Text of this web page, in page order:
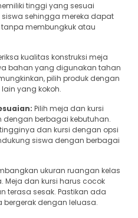
tinggi yang sesuai
sehingga mereka dapat
membungkuk atau
kualitas konstruksi meja
bahan yang digunakan tahan
pilih produk dengan
yang kokoh.
Pilih meja dan kursi
berbagai kebutuhan.
dan kursi dengan opsi
siswa dengan berbagai
ukuran ruangan kelas
Meja dan kursi harus cocok
terasa sesak. Pastikan ada
bergerak dengan leluasa.